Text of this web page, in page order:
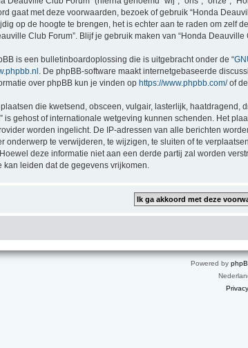
gaat met deze voorwaarden, bezoek of gebruik “Honda
op de hoogte te brengen, het is echter aan te raden om
Club Forum”. Blijf je gebruik maken van “Honda
is een bulletinboardoplossing die is uitgebracht onder de “
. De phpBB-software maakt internetgebaseerde
over phpBB kun je vinden op https://www.phpbb.com/of
die kwetsend, obsceen, vulgair, lasterlijk,
is gehost of internationale wetgeving kunnen schenden. Het
worden ingelicht. De IP-adressen van alle berichten
onderwerp te verwijderen, te wijzigen, te sluiten of te
deze informatie niet aan een derde partij zal worden
leiden dat de gegevens vrijkomen.
Powered by
Privacy